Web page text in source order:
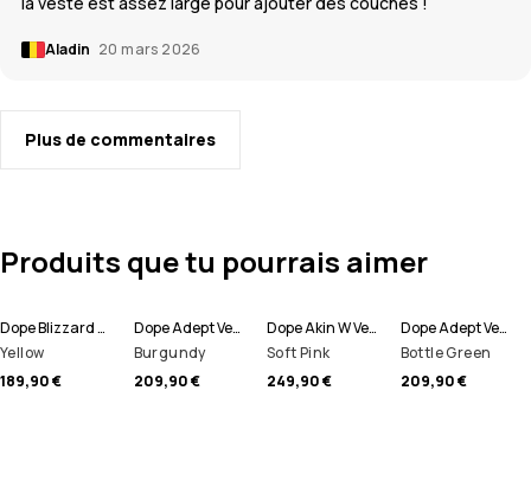
Aladin 20 mars 2026
Plus de commentaires
Produits que tu pourrais aimer
Dope Blizzard W Veste Snowboard Femme
Yellow
189,90 €
Dope Adept Veste de Ski Homme
Burgundy
209,90 €
Dope Akin W Veste Snowboard Femme
Soft Pink
249,90 €
Dope Adept Veste de Ski Homme
Bottle Green
209,90 €